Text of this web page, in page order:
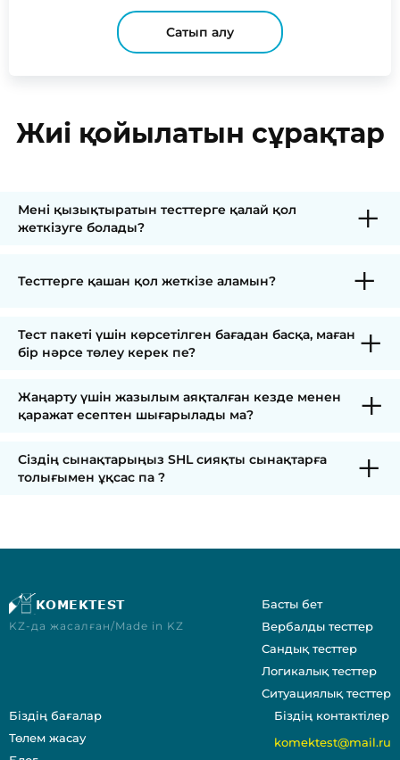
Сатып алу
Жиі қойылатын сұрақтар
Мені қызықтыратын тесттерге қалай қол
жеткізуге болады?
Тесттерге қашан қол жеткізе аламын?
Тест пакеті үшін көрсетілген бағадан басқа, маған
бір нәрсе төлеу керек пе?
Жаңарту үшін жазылым аяқталған кезде менен
қаражат есептен шығарылады ма?
Сіздің сынақтарыңыз SHL сияқты сынақтарға
толығымен ұқсас па ?
KOMEKTEST
KZ-да жасалған/Made in KZ
Басты бет
Вербалды тесттер
Сандық тесттер
Логикалық тесттер
Ситуациялық тесттер
Біздің бағалар
Төлем жасау
Біздің контактілер
komektest@mail.ru